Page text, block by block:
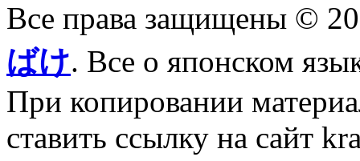
Все права защищены ©
ばけ. Все о японском
При копировании
ставить ссылку на сайт